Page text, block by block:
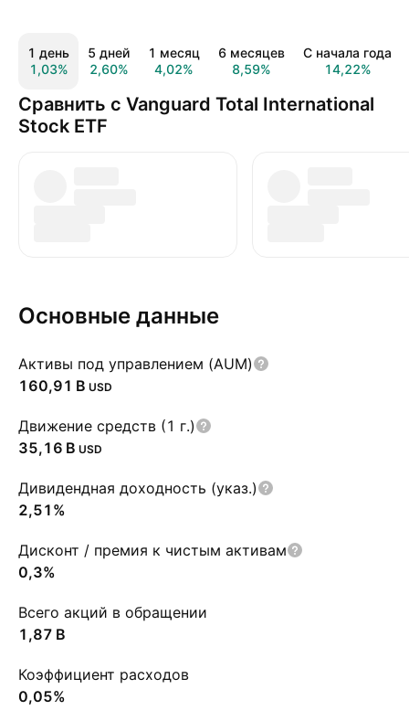
1 день
1,03%
5 дней
2,60%
1 месяц
4,02%
6 месяцев
8,59%
С начала года
14,22%
Сравнить с Vanguard Total International
Stock ETF
Основные данные
Активы под управлением (AUM)
‪160,91 B‬ USD
Движение средств (1 г.)
‪35,16 B‬ USD
Дивидендная доходность (указ.)
2,51%
Дисконт / премия к чистым активам
0,3%
Всего акций в обращении
‪1,87 B‬
Коэффициент расходов
0,05%